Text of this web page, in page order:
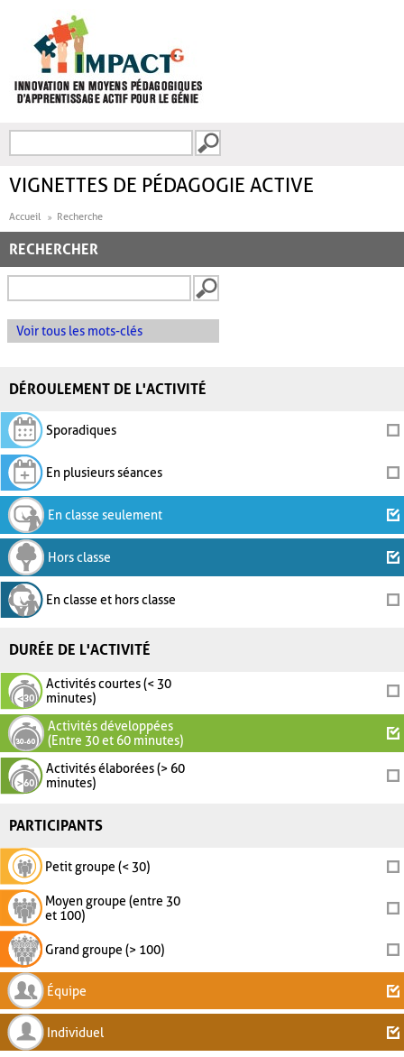
FORMULAIRE DE
VIGNETTES DE PÉDAGOGIE ACTIVE
Accueil Recherche
RECHERCHER
Voir tous les mots-clés
DÉROULEMENT DE L'ACTIVITÉ
Sporadiques
En plusieurs séances
En classe seulement
Hors classe
En classe et hors classe
DURÉE DE L'ACTIVITÉ
Activités courtes (< 30
minutes)
Activités développées
(Entre 30 et 60 minutes)
Activités élaborées (> 60
minutes)
PARTICIPANTS
Petit groupe (< 30)
Moyen groupe (entre 30
et 100)
Grand groupe (> 100)
Équipe
Individuel